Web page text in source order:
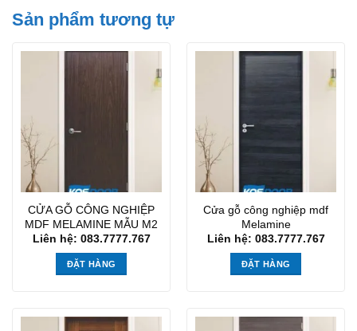
Sản phẩm tương tự
CỬA GỖ CÔNG NGHIỆP
MDF MELAMINE MẪU M2
Liên hệ: 083.7777.767
ĐẶT HÀNG
Cửa gỗ công nghiệp mdf
Melamine
Liên hệ: 083.7777.767
ĐẶT HÀNG